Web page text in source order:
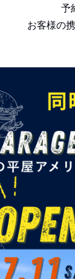
予
お客様の